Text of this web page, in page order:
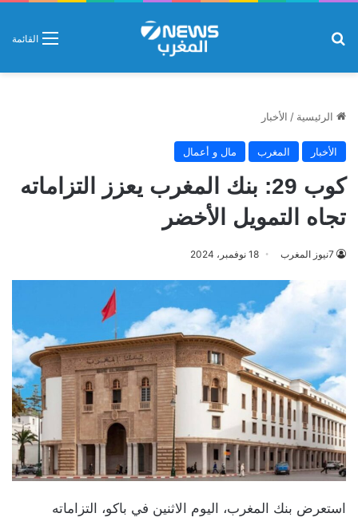
القائمة
الرئيسية / الأخبار
الأخبار المغرب مال و أعمال
كوب 29: بنك المغرب يعزز التزاماته
تجاه التمويل الأخضر
7نيوز المغرب 18 نوفمبر، 2024
استعرض بنك المغرب، اليوم الاثنين في باكو، التزاماته